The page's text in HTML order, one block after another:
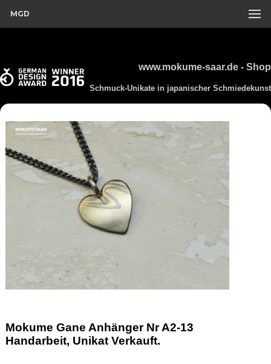
MGD
www.mokume-saar.de - Shop
Schmuck-Unikate in japanischer Schmiedekunst
Mokume Gane Anhänger Nr A2-13
Handarbeit, Unikat Verkauft.